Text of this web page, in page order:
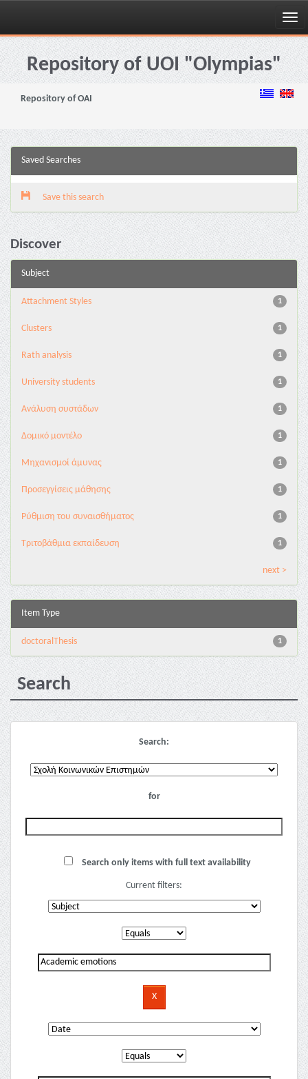
Skip
navigationRepository of UOI "Olympias"
Repository of OAI
Saved Searches
Save this search
Discover
Subject
1
Attachment Styles
1
Clusters
1
Rath analysis
1
University students
1
Ανάλυση συστάδων
1
Δομικό μοντέλο
1
Μηχανισμοί άμυνας
1
Προσεγγίσεις μάθησης
1
Ρύθμιση του συναισθήματος
1
Τριτοβάθμια εκπαίδευση
next >
Item Type
1
doctoralThesis
Search
Search:
for
Search only items with full text availability
Current filters: